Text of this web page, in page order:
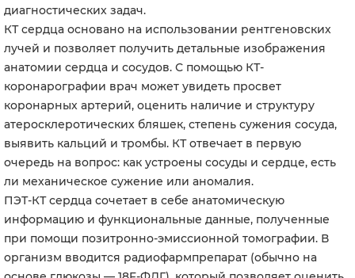
диагностических задач.
КТ сердца основано на использовании рентгеновских
лучей и позволяет получить детальные изображения
анатомии сердца и сосудов. С помощью КТ-
коронарографии врач может увидеть просвет
коронарных артерий, оценить наличие и структуру
атеросклеротических бляшек, степень сужения сосуда,
выявить кальций и тромбы. КТ отвечает в первую
очередь на вопрос: как устроены сосуды и сердце, есть
ли механическое сужение или аномалия.
ПЭТ-КТ сердца сочетает в себе анатомическую
информацию и функциональные данные, полученные
при помощи позитронно-эмиссионной томографии. В
организм вводится радиофармпрепарат (обычно на